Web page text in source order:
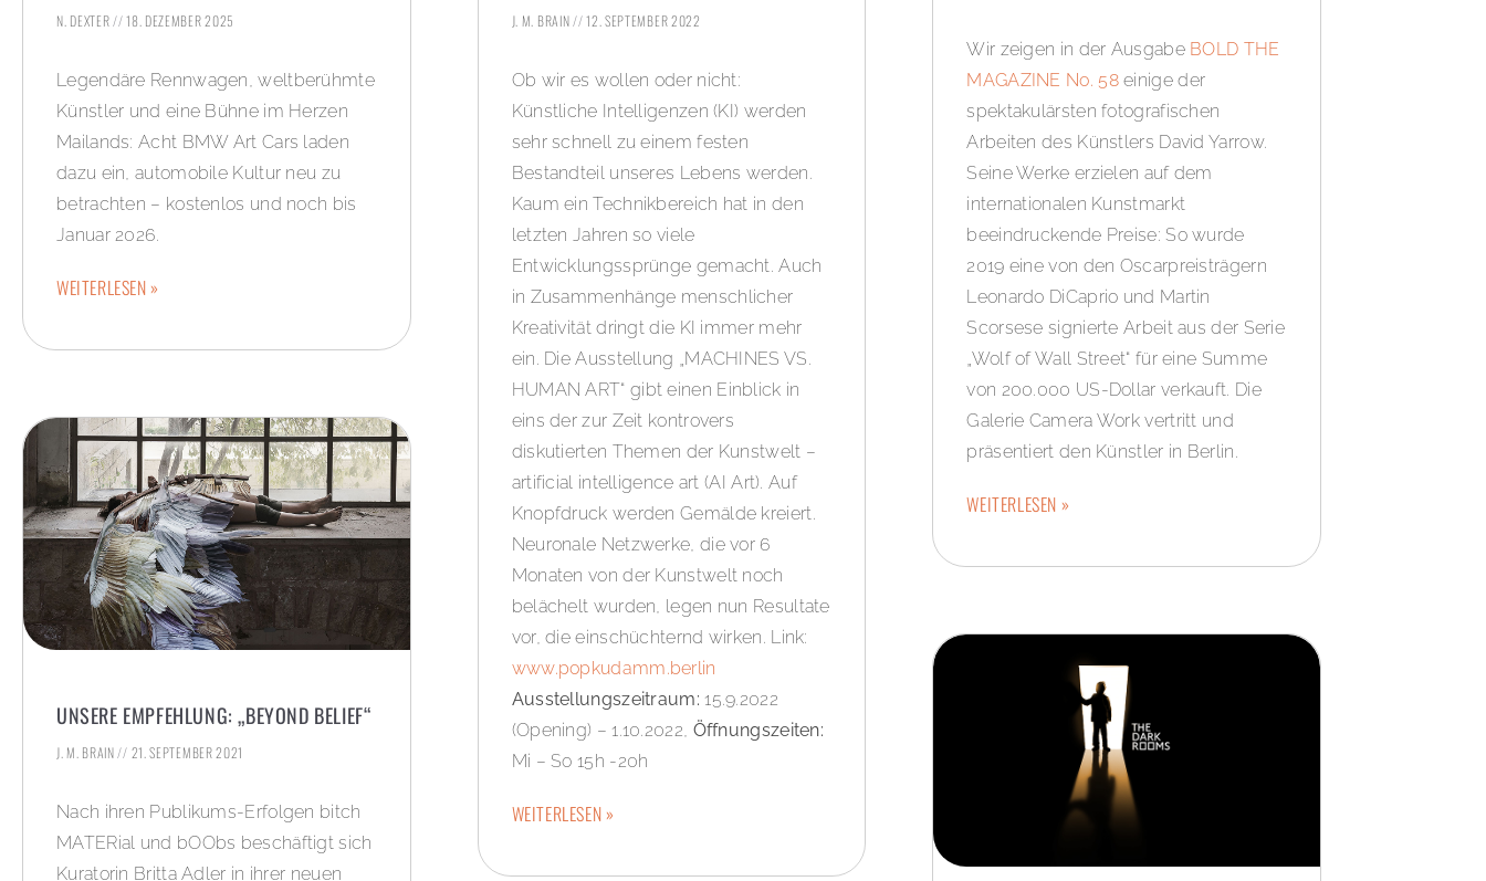
N. DEXTER 18. DEZEMBER 2025
Legendäre Rennwagen, weltberühmte
Künstler und eine Bühne im Herzen
Mailands: Acht BMW Art Cars laden
dazu ein, automobile Kultur neu zu
betrachten – kostenlos und noch bis
Januar 2026.
WEITERLESEN »
J. M. BRAIN 12. SEPTEMBER 2022
Ob wir es wollen oder nicht:
Künstliche Intelligenzen (KI) werden
sehr schnell zu einem festen
Bestandteil unseres Lebens werden.
Kaum ein Technikbereich hat in den
letzten Jahren so viele
Entwicklungssprünge gemacht. Auch
in Zusammenhänge menschlicher
Kreativität dringt die KI immer mehr
ein. Die Ausstellung „MACHINES VS.
HUMAN ART“ gibt einen Einblick in
eins der zur Zeit kontrovers
diskutierten Themen der Kunstwelt –
artificial intelligence art (AI Art). Auf
Knopfdruck werden Gemälde kreiert.
Neuronale Netzwerke, die vor 6
Monaten von der Kunstwelt noch
belächelt wurden, legen nun Resultate
vor, die einschüchternd wirken. Link:
www.popkudamm.berlin
Ausstellungszeitraum:15.9.2022
(Opening) – 1.10.2022, Öffnungszeiten:
Mi – So 15h -20h
WEITERLESEN »
Wir zeigen in der Ausgabe BOLD THE
MAGAZINE No. 58einige der
spektakulärsten fotografischen
Arbeiten des Künstlers David Yarrow.
Seine Werke erzielen auf dem
internationalen Kunstmarkt
beeindruckende Preise: So wurde
2019 eine von den Oscarpreisträgern
Leonardo DiCaprio und Martin
Scorsese signierte Arbeit aus der Serie
„Wolf of Wall Street“ für eine Summe
von 200.000 US-Dollar verkauft. Die
Galerie Camera Work vertritt und
präsentiert den Künstler in Berlin.
WEITERLESEN »
UNSERE EMPFEHLUNG: „BEYOND BELIEF“
J. M. BRAIN 21. SEPTEMBER 2021
Nach ihren Publikums-Erfolgen bitch
MATERial und bOObs beschäftigt sich
Kuratorin Britta Adler in ihrer neuen